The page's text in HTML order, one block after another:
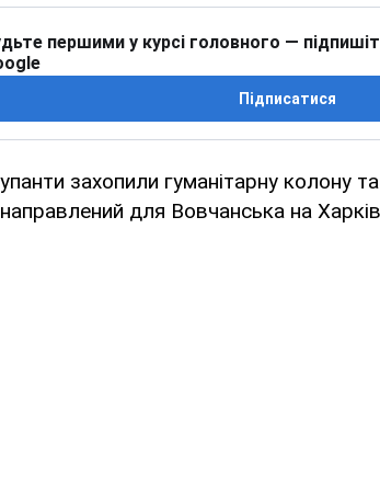
першими у курсі головного —
Підписатися
захопили гуманітарну колону
для Вовчанська на